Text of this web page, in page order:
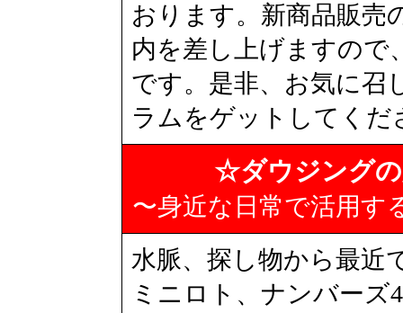
おります。新商品販売
内を差し上げますので
です。是非、お気に召
ラムをゲットしてくだ
☆ダウジング
〜身近な日常で活用す
水脈、探し物から最近
ミニロト、ナンバーズ